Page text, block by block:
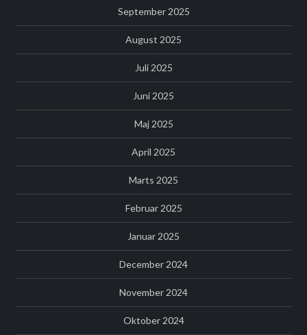
September 2025
August 2025
Juli 2025
Juni 2025
Maj 2025
April 2025
Marts 2025
Februar 2025
Januar 2025
December 2024
November 2024
Oktober 2024